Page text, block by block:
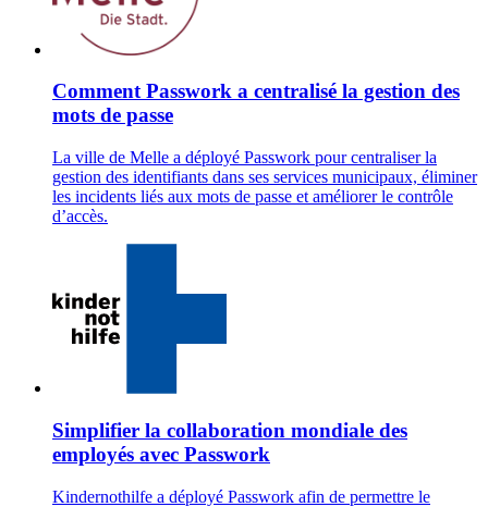
Comment Passwork a centralisé la gestion des
mots de passe
La ville de Melle a déployé Passwork pour centraliser la
gestion des identifiants dans ses services municipaux, éliminer
les incidents liés aux mots de passe et améliorer le contrôle
d’accès.
Simplifier la collaboration mondiale des
employés avec Passwork
Kindernothilfe a déployé Passwork afin de permettre le